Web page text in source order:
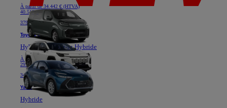
À partir de34.442 € (HTVA)
40.517 €
379 € /mois (HTVA) *
Toyota C-HR
Hybride ou Plug-in Hybride
À partir de
24.777 € (HTVA)
29.736 €
349 € /mois (HTVA) *
Yaris
Hybride